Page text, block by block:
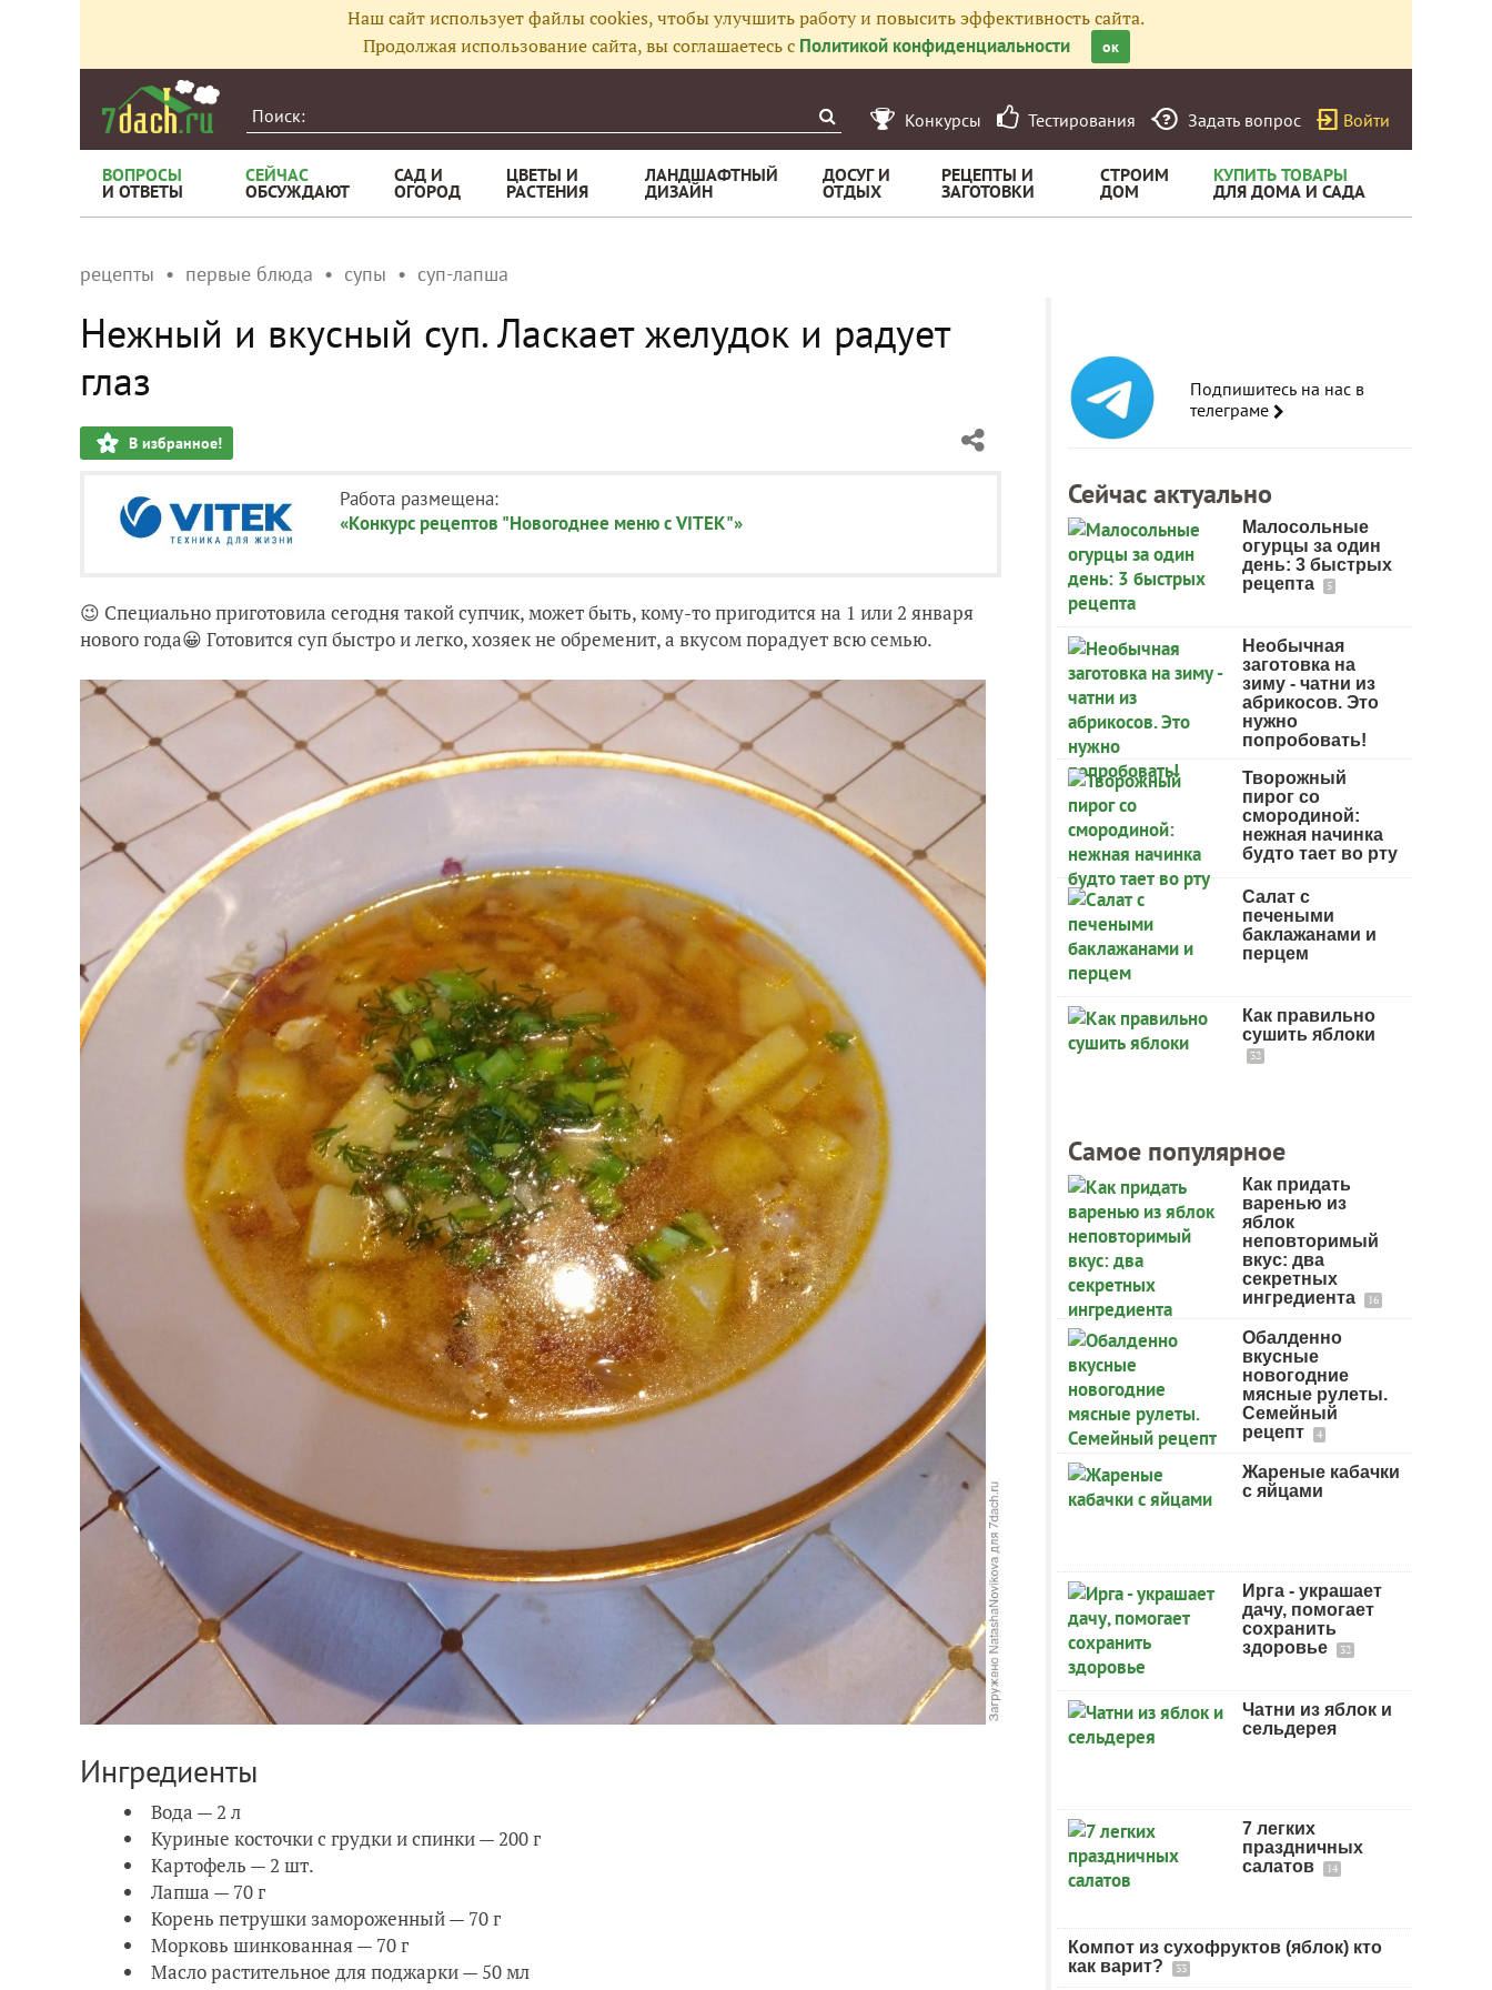
Наш сайт использует файлы cookies, чтобы улучшить работу и повысить эффективность сайта.
Продолжая использование сайта, вы соглашаетесь с Политикой конфиденциальности ок
Конкурсы Тестирования Задать вопрос Войти
ВОПРОСЫ
И ОТВЕТЫ
СЕЙЧАС
ОБСУЖДАЮТ
САД И
ОГОРОД
ЦВЕТЫ И
РАСТЕНИЯ
ЛАНДШАФТНЫЙ
ДИЗАЙН
ДОСУГ И
ОТДЫХ
РЕЦЕПТЫ И
ЗАГОТОВКИ
СТРОИМ
ДОМ
КУПИТЬ ТОВАРЫ
ДЛЯ ДОМА И САДА
рецепты первые блюда супы суп-лапша
Нежный и вкусный суп. Ласкает желудок и радует
глаз
В избранное!
Работа размещена:
«Конкурс рецептов "Новогоднее меню с VITEK"»
😉 Специально приготовила сегодня такой супчик, может быть, кому-то пригодится на 1 или 2 января
нового года😀 Готовится суп быстро и легко, хозяек не обременит, а вкусом порадует всю семью.
Ингредиенты
Вода — 2 л
Куриные косточки с грудки и спинки — 200 г
Картофель — 2 шт.
Лапша — 70 г
Корень петрушки замороженный — 70 г
Морковь шинкованная — 70 г
Масло растительное для поджарки — 50 мл
Подпишитесь на нас в
телеграме
Сейчас актуально
Малосольные
огурцы за один
день: 3 быстрых
рецепта
5
Необычная
заготовка на
зиму - чатни из
абрикосов. Это
нужно
попробовать!
Творожный
пирог со
смородиной:
нежная начинка
будто тает во рту
Салат с
печеными
баклажанами и
перцем
Как правильно
сушить яблоки
32
Самое популярное
Как придать
варенью из
яблок
неповторимый
вкус: два
секретных
ингредиента
16
Обалденно
вкусные
новогодние
мясные рулеты.
Семейный
рецепт
4
Жареные кабачки
с яйцами
Ирга - украшает
дачу, помогает
сохранить
здоровье
32
Чатни из яблок и
сельдерея
7 легких
праздничных
салатов
14
Компот из сухофруктов (яблок) кто
как варит?
33